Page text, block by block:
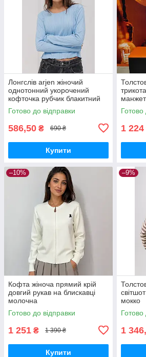
Лонгслів arjen жіночий
однотонний укорочений
кофточка рубчик блакитний
Готово до відправки
586,50 ₴ 690 ₴
Купити
Готово
1 224
–10%
Кофта жіноча прямий крій
довгий рукав на блискавці
молочна
Готово до відправки
1 251 ₴ 1 390 ₴
Купити
–9%
мокко
Готово
1